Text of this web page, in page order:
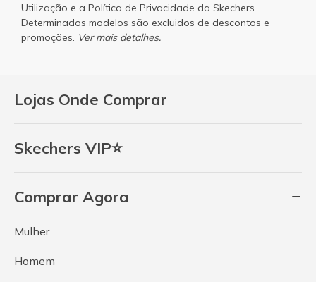
Lojas Onde Comprar
Skechers VIP⭐
Comprar Agora
Mulher
Homem
Utilização e a Política de Privacidade da Skechers.
Determinados modelos são excluidos de descontos e
promoções. Ver mais detalhes.